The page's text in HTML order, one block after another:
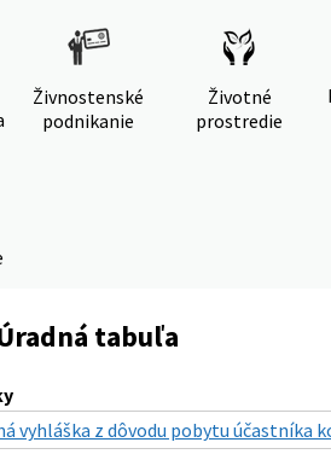
Živnostenské
podnikanie
Životné
prostredie
tabuľa
vyhláška z dôvodu pobytu účastníka